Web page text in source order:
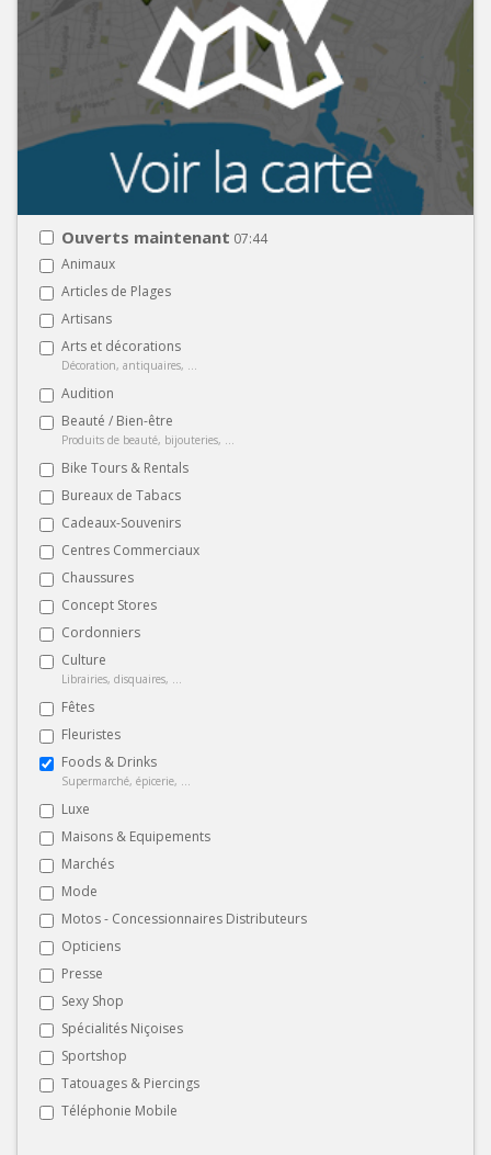
Ouverts maintenant 07:44
Animaux
Articles de Plages
Artisans
Arts et décorations
Décoration, antiquaires, ...
Audition
Beauté / Bien-être
Produits de beauté, bijouteries, ...
Bike Tours & Rentals
Bureaux de Tabacs
Cadeaux-Souvenirs
Centres Commerciaux
Chaussures
Concept Stores
Cordonniers
Culture
Librairies, disquaires, ...
Fêtes
Fleuristes
Foods & Drinks
Supermarché, épicerie, ...
Luxe
Maisons & Equipements
Marchés
Mode
Motos - Concessionnaires Distributeurs
Opticiens
Presse
Sexy Shop
Spécialités Niçoises
Sportshop
Tatouages & Piercings
Téléphonie Mobile